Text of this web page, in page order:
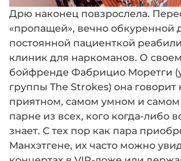
Дрю наконец повзрослела.
«пропащей», вечно обкурен­ной
постоянной пациенткой
клиник для нарко­манов. О
бойфренде Фабрицио Моретги
группы The Strokes) она говорит
при­ятном, самом умном и самом
парне из всех, кого когда-либо
знает. С тех пор как пара
Манхэтгене, их часто можно